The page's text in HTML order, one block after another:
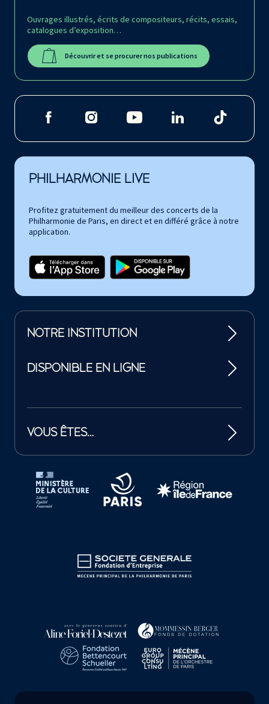
Ouvrages illustrés, écrits de compositeurs, récits, essais,
catalogues d’exposition…
Découvrir et se procurer nos publications
PHILHARMONIE LIVE
Profitez gratuitement du meilleur des concerts de la
Philharmonie de Paris, en direct et en différé grâce à notre
application.
NOTRE INSTITUTION
DISPONIBLE EN LIGNE
VOUS ÊTES…
Tutelles et mécènes de la Philharmonie de Paris